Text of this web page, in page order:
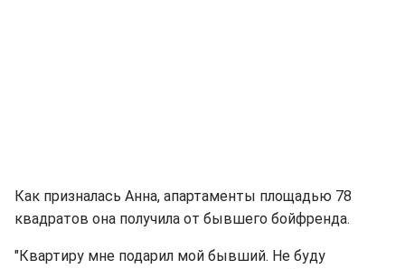
Как призналась Анна, апартаменты площадью 78
квадратов она получила от бывшего бойфренда.
"Квартиру мне подарил мой бывший. Не буду